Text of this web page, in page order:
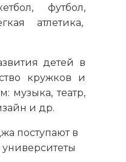
футбол,
атлетика,
детей в
кружков и
музыка, театр,
и др.
поступают в